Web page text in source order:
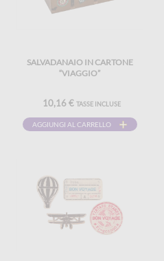
SALVADANAIO IN CARTONE
“VIAGGIO”
10,16 € TASSE INCLUSE
AGGIUNGI AL CARRELLO